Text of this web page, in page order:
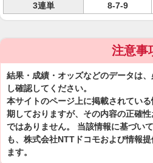
3連単
8-7-9
注意事
結果・成績・オッズなどのデータは
し確認してください。
本サイトのページ上に掲載されてい
期しておりますが、その内容の正確
ではありません。 当該情報に基づい
も、株式会社NTTドコモおよび情報
ます。